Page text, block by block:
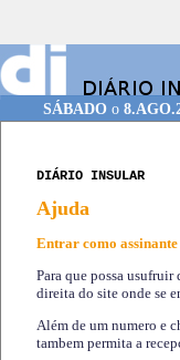
SÁBADOo
DIÁRIO INSULAR
Ajuda
Entrar como assinante
Para que possa
direita do site onde se
Além de um numero e
tambem permita a